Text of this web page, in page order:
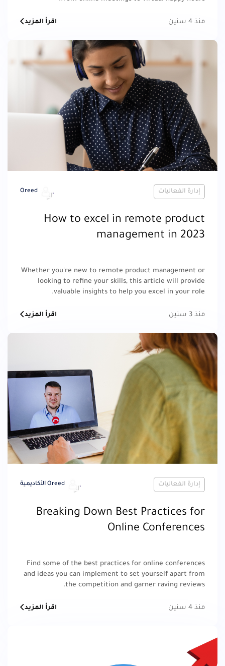
منذ 4 سنين اقرأ المزيد
إدارة الفعاليات Oreed
How to excel in remote product
management in 2023
Whether you're new to remote product management or
looking to refine your skills, this article will provide
valuable insights to help you excel in your role.
منذ 3 سنين اقرأ المزيد
إدارة الفعاليات Oreed الأكاديمية
Breaking Down Best Practices for
Online Conferences
Find some of the best practices for online conferences
and ideas you can implement to set yourself apart from
the competition and garner raving reviews.
منذ 4 سنين اقرأ المزيد